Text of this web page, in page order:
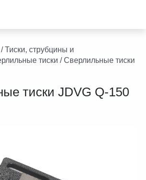
/Тиски, струбцины и
тиски / Сверлильные тиски
тиски JDVG Q-150